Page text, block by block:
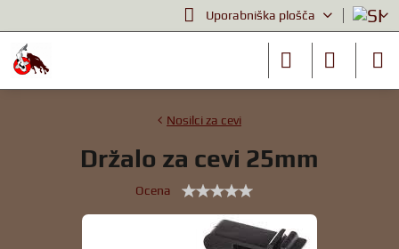
Uporabniška plošča
Nosilci za cevi
Držalo za cevi 25mm
Ocena